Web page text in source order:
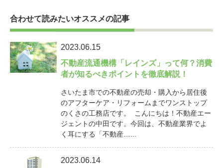
合わせて読みたいオススメの記事
2023.06.15
不動産流通機構「レインズ」って何？消費
者が知るべきポイントを徹底解説！
さいたま市での不動産の売却・購入から居住後
のアフターケア・リフォームまでワンストップ
のくさの工務店です。 こんにちは！不動産エー
ジェントの中田です。今回は、不動産業界でよ
く耳にする「不動産…...
2023.06.14